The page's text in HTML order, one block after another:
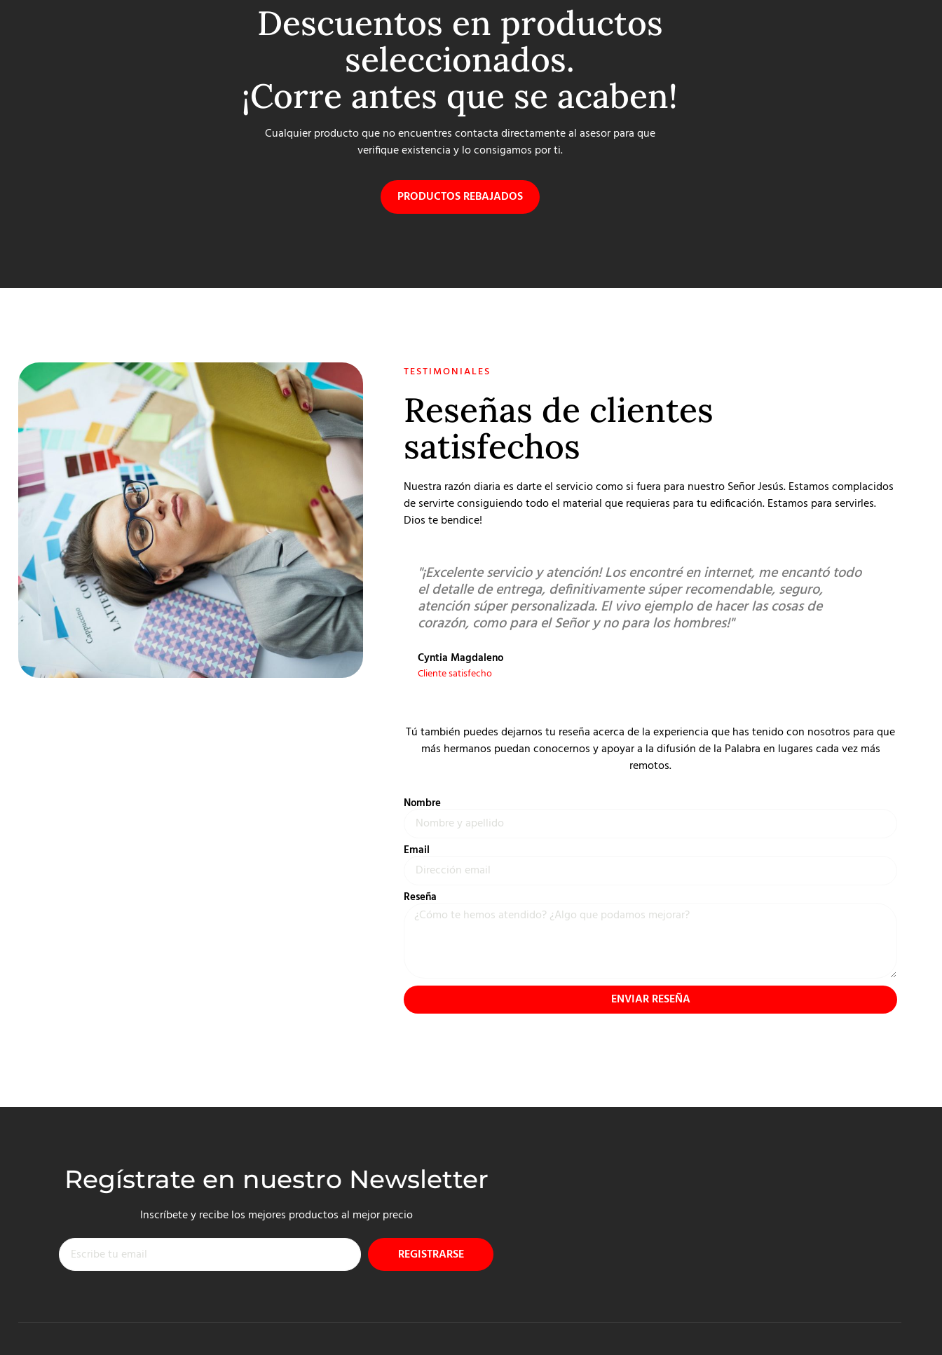
Descuentos en productos
seleccionados.
¡Corre antes que se acaben!
Cualquier producto que no encuentres contacta directamente al asesor para que
verifique existencia y lo consigamos por ti.
PRODUCTOS REBAJADOS
TESTIMONIALES
Reseñas de clientes
satisfechos
Nuestra razón diaria es darte el servicio como si fuera para nuestro Señor Jesús. Estamos complacidos
de servirte consiguiendo todo el material que requieras para tu edificación. Estamos para servirles.
Dios te bendice!
"¡Excelente servicio y atención! Los encontré en internet, me encantó todo
el detalle de entrega, definitivamente súper recomendable, seguro,
atención súper personalizada. El vivo ejemplo de hacer las cosas de
corazón, como para el Señor y no para los hombres!"
Cyntia Magdaleno
Cliente satisfecho
Tú también puedes dejarnos tu reseña acerca de la experiencia que has tenido con nosotros para que
más hermanos puedan conocernos y apoyar a la difusión de la Palabra en lugares cada vez más
remotos.
Nombre
Email
Reseña
ENVIAR RESEÑA
Regístrate en nuestro Newsletter
Inscríbete y recibe los mejores productos al mejor precio
REGISTRARSE